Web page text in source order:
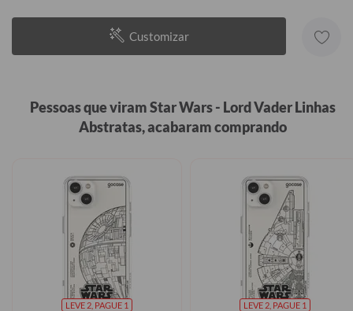
Customizar
Pessoas que viram Star Wars - Lord Vader Linhas
Abstratas, acabaram comprando
LEVE 2, PAGUE 1 LEVE 2, PAGUE 1